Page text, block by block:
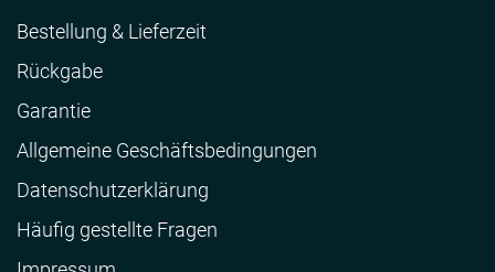
Bestellung & Lieferzeit
Rückgabe
Garantie
Allgemeine Geschäftsbedingungen
Datenschutzerklärung
Häufig gestellte Fragen